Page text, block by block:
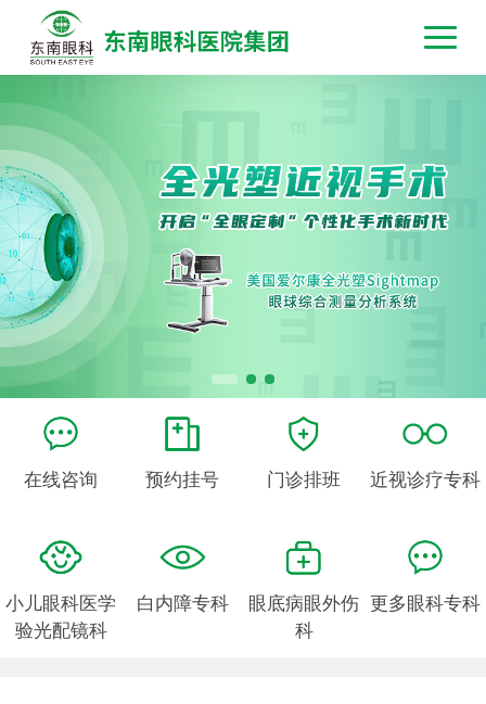
在线咨询 预约挂号 门诊排班 近视诊疗专科
小儿眼科医学
验光配镜科
白内障专科
眼底病眼外伤
科
更多眼科专科